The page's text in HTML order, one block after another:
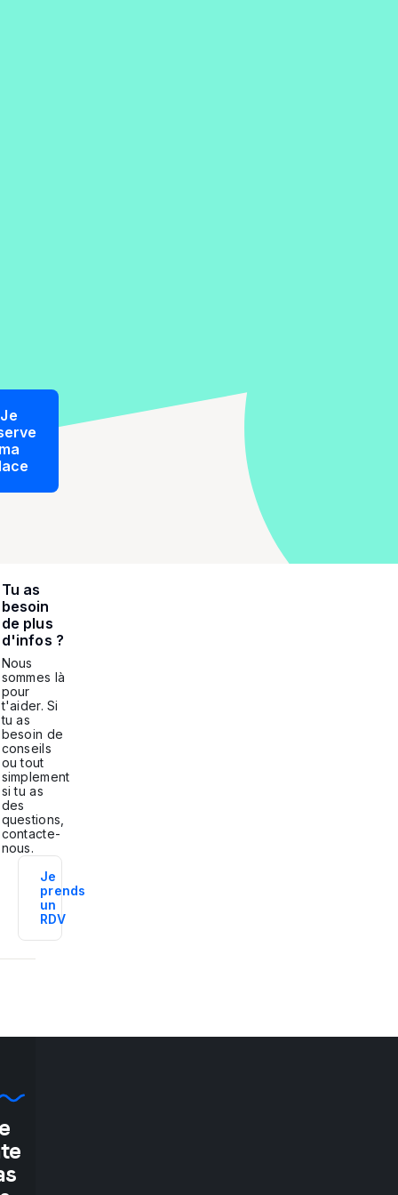
Je
Tu as
besoin
de plus
d'infos ?
Nous
sommes là
pour
t'aider. Si
tu as
besoin de
conseils
ou tout
simplement
si tu as
des
questions,
contacte-
nous.
Je
prends
un
RDV
"If